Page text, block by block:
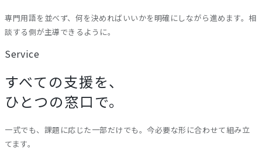
専門用語を並べず、何を決めればいいかを明確にしながら進めます。相
談する側が主導できるように。
Service
すべての支援を、
ひとつの窓口で。
一式でも、課題に応じた一部だけでも。今必要な形に合わせて組み立
てます。